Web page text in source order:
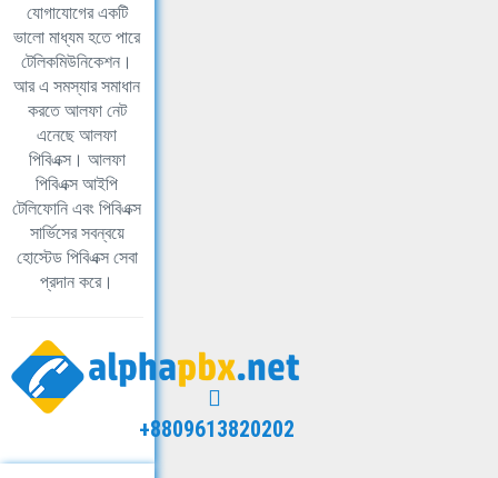
যোগাযোগের একটি
ভালো মাধ্যম হতে পারে
টেলিকমিউনিকেশন।
আর এ সমস্যার সমাধান
করতে আলফা নেট
এনেছে আলফা
পিবিএক্স। আলফা
পিবিএক্স আইপি
টেলিফোনি এবং পিবিএক্স
সার্ভিসের সবন্বয়ে
হোস্টেড পিবিএক্স সেবা
প্রদান করে।
+8809613820202